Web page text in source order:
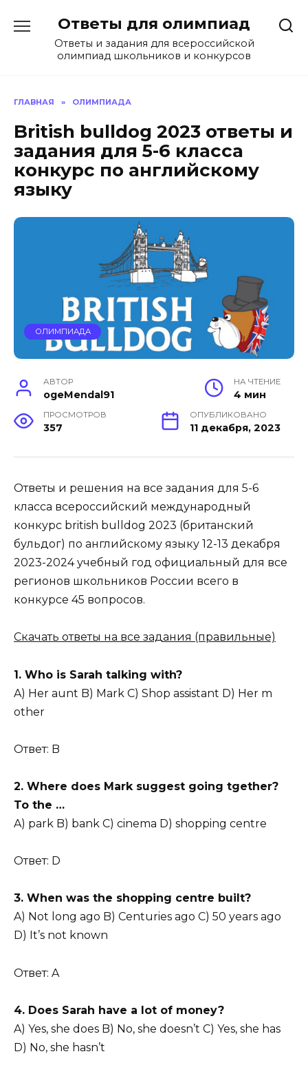
содержанию
Ответы для олимпиад
Ответы и задания для всероссийской
олимпиад школьников и конкурсов
ГЛАВНАЯ » ОЛИМПИАДА
British bulldog 2023 ответы и
задания для 5-6 класса
конкурс по английскому
языку
ОЛИМПИАДА
АВТОР
ogeMendal91
НА ЧТЕНИЕ
4 мин
ПРОСМОТРОВ
357
ОПУБЛИКОВАНО
11 декабря, 2023
Ответы и решения на все задания для 5-6
класса всероссийский международный
конкурс british bulldog 2023 (британский
бульдог) по английскому языку 12-13 декабря
2023-2024 учебный год официальный для все
регионов школьников России всего в
конкурсе 45 вопросов.
Скачать ответы на все задания (правильные)
1. Who is Sarah talking with?
A) Her aunt B) Mark C) Shop assistant D) Her m
other
Ответ: B
2. Where does Mark suggest going tgether?
To the …
A) park B) bank C) cinema D) shopping centre
Ответ: D
3. When was the shopping centre built?
A) Not long ago B) Centuries ago C) 50 years ago
D) It’s not known
Ответ: A
4. Does Sarah have a lot of money?
A) Yes, she does B) No, she doesn’t C) Yes, she has
D) No, she hasn’t